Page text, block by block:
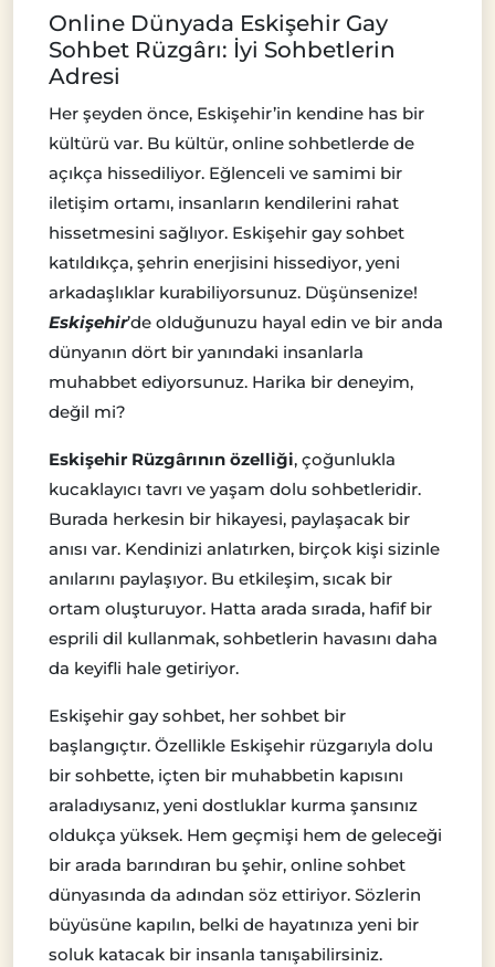
Online Dünyada Eskişehir Gay
Sohbet Rüzgârı: İyi Sohbetlerin
Adresi
Her şeyden önce, Eskişehir’in kendine has bir
kültürü var. Bu kültür, online sohbetlerde de
açıkça hissediliyor. Eğlenceli ve samimi bir
iletişim ortamı, insanların kendilerini rahat
hissetmesini sağlıyor. Eskişehir gay sohbet
katıldıkça, şehrin enerjisini hissediyor, yeni
arkadaşlıklar kurabiliyorsunuz. Düşünsenize!
Eskişehir’de olduğunuzu hayal edin ve bir anda
dünyanın dört bir yanındaki insanlarla
muhabbet ediyorsunuz. Harika bir deneyim,
değil mi?
Eskişehir Rüzgârının özelliği, çoğunlukla
kucaklayıcı tavrı ve yaşam dolu sohbetleridir.
Burada herkesin bir hikayesi, paylaşacak bir
anısı var. Kendinizi anlatırken, birçok kişi sizinle
anılarını paylaşıyor. Bu etkileşim, sıcak bir
ortam oluşturuyor. Hatta arada sırada, hafif bir
esprili dil kullanmak, sohbetlerin havasını daha
da keyifli hale getiriyor.
Eskişehir gay sohbet, her sohbet bir
başlangıçtır. Özellikle Eskişehir rüzgarıyla dolu
bir sohbette, içten bir muhabbetin kapısını
araladıysanız, yeni dostluklar kurma şansınız
oldukça yüksek. Hem geçmişi hem de geleceği
bir arada barındıran bu şehir, online sohbet
dünyasında da adından söz ettiriyor. Sözlerin
büyüsüne kapılın, belki de hayatınıza yeni bir
soluk katacak bir insanla tanışabilirsiniz.